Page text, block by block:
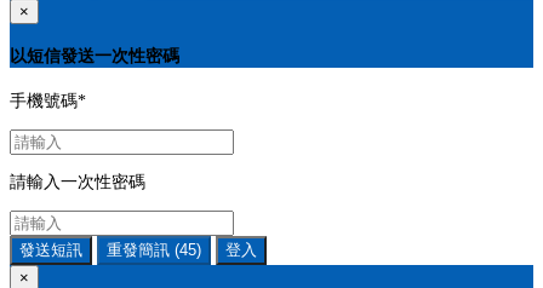
×
以短信發送一次性密碼
手機號碼*
請輸入一次性密碼
發送短訊 重發簡訊 (45)
登入
×